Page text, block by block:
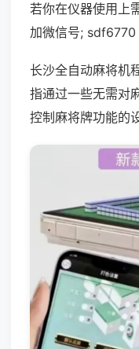
若你在仪器使用上
加微信号; sdf6770
长沙全自动麻将机
指通过一些无需对
控制麻将牌功能的